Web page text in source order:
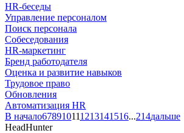
HR-беседы
Управление персоналом
Поиск персонала
Собеседования
HR-маркетинг
Бренд работодателя
Оценка и развитие навыков
Трудовое право
Обновления
Автоматизация HR
В начало678910111213141516...214дальше
HeadHunter